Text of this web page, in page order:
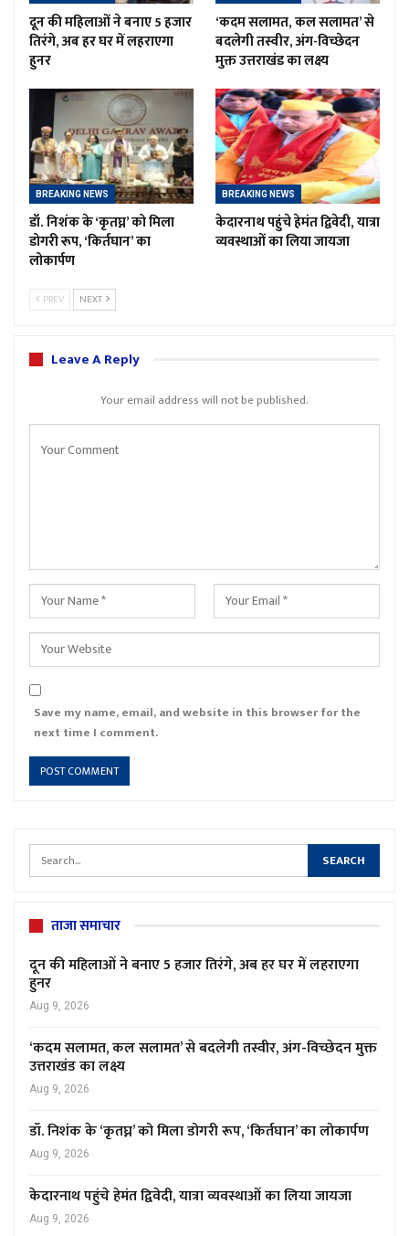
दून की महिलाओं ने बनाए 5 हजार
तिरंगे, अब हर घर में लहराएगा
हुनर
‘कदम सलामत, कल सलामत’ से
बदलेगी तस्वीर, अंग-विच्छेदन
मुक्त उत्तराखंड का लक्ष्य
BREAKING NEWS
डॉ. निशंक के ‘कृतघ्न’ को मिला
डोगरी रूप, ‘किर्तघान’ का
लोकार्पण
BREAKING NEWS
केदारनाथ पहुंचे हेमंत द्विवेदी, यात्रा
व्यवस्थाओं का लिया जायजा
PREV NEXT
Leave A Reply
Your email address will not be published.
Save my name, email, and website in this browser for the
next time I comment.
ताजा समाचार
दून की महिलाओं ने बनाए 5 हजार तिरंगे, अब हर घर में लहराएगा
हुनर
Aug 9, 2026
‘कदम सलामत, कल सलामत’ से बदलेगी तस्वीर, अंग-विच्छेदन मुक्त
उत्तराखंड का लक्ष्य
Aug 9, 2026
डॉ. निशंक के ‘कृतघ्न’ को मिला डोगरी रूप, ‘किर्तघान’ का लोकार्पण
Aug 9, 2026
केदारनाथ पहुंचे हेमंत द्विवेदी, यात्रा व्यवस्थाओं का लिया जायजा
Aug 9, 2026